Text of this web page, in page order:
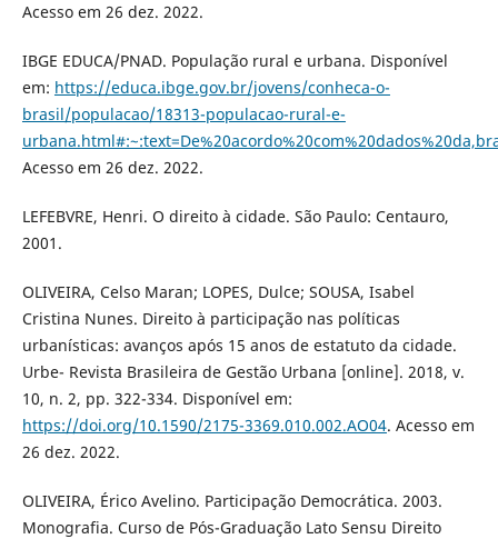
Acesso em 26 dez. 2022.
IBGE EDUCA/PNAD. População rural e urbana. Disponível
em: https://educa.ibge.gov.br/jovens/conheca-o-
brasil/populacao/18313-populacao-rural-e-
Acesso em 26 dez. 2022.
LEFEBVRE, Henri. O direito à cidade. São Paulo: Centauro,
2001.
OLIVEIRA, Celso Maran; LOPES, Dulce; SOUSA, Isabel
Cristina Nunes. Direito à participação nas políticas
urbanísticas: avanços após 15 anos de estatuto da cidade.
Urbe- Revista Brasileira de Gestão Urbana [online]. 2018, v.
10, n. 2, pp. 322-334. Disponível em:
https://doi.org/10.1590/2175-3369.010.002.AO04. Acesso em
26 dez. 2022.
OLIVEIRA, Érico Avelino. Participação Democrática. 2003.
Monografia. Curso de Pós-Graduação Lato Sensu Direito